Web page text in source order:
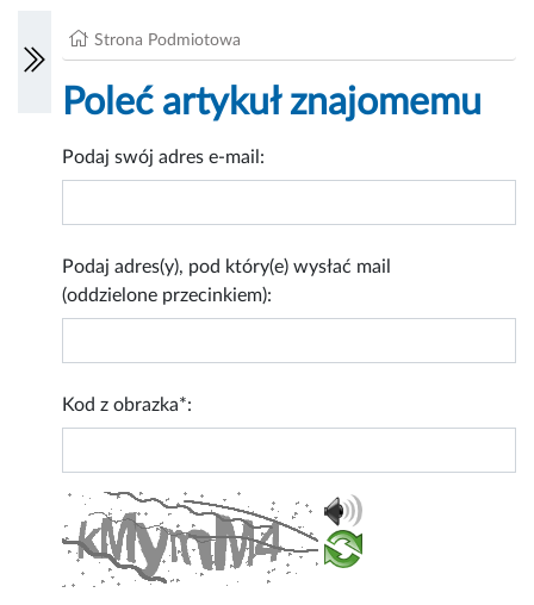
Strona Podmiotowa
Poleć artykuł znajomemu
Podaj swój adres e-mail:
Podaj adres(y), pod który(e) wysłać mail
(oddzielone przecinkiem):
Kod z obrazka*: